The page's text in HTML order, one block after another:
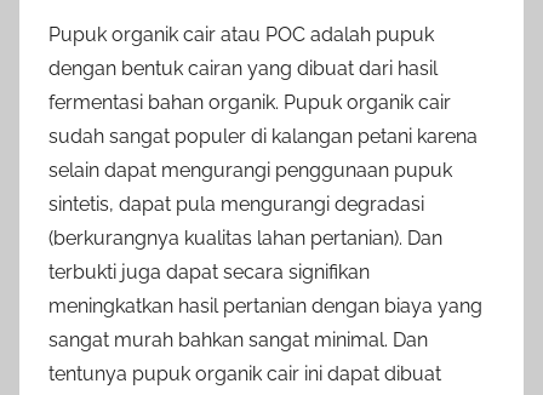
Pupuk organik cair atau POC adalah pupuk
dengan bentuk cairan yang dibuat dari hasil
fermentasi bahan organik. Pupuk organik cair
sudah sangat populer di kalangan petani karena
selain dapat mengurangi penggunaan pupuk
sintetis, dapat pula mengurangi degradasi
(berkurangnya kualitas lahan pertanian). Dan
terbukti juga dapat secara signifikan
meningkatkan hasil pertanian dengan biaya yang
sangat murah bahkan sangat minimal. Dan
tentunya pupuk organik cair ini dapat dibuat